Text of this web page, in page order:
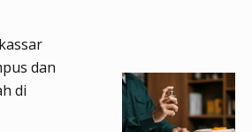
dan
di